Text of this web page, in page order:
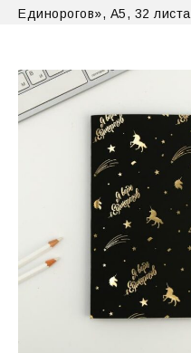
Единорогов», А5, 32 листа